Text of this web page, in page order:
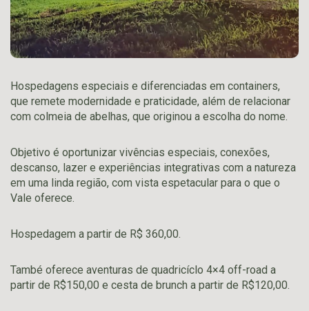
Hospedagens especiais e diferenciadas em containers,
que remete modernidade e praticidade, além de relacionar
com colmeia de abelhas, que originou a escolha do nome.
Objetivo é oportunizar vivências especiais, conexões,
descanso, lazer e experiências integrativas com a natureza
em uma linda região, com vista espetacular para o que o
Vale oferece.
Hospedagem a partir de R$ 360,00.
També oferece aventuras de quadricíclo 4×4 off-road a
partir de R$150,00 e cesta de brunch a partir de R$120,00.